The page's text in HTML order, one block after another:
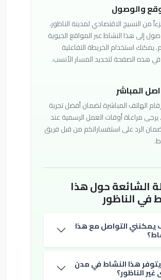
والوصول
من النسيج الاقتصادي لمدينة الناظور،
إلى هذا النشاط عبر المواقع الحيوية
يمكنك استخدام الخريطة التفاعلية
في هذه الصفحة لتحديد المسار الأنسب.
المباشر
الهاتف المباشرة لضمان أفضل تجربة
مراعاة أوقات العمل الرسمية عند
الرد على استفساراتكم من قبل فريق
الشائعة حول هذا
في الناظور
التواصل مع هذا
هذا النشاط في مدن
غير الناظور؟